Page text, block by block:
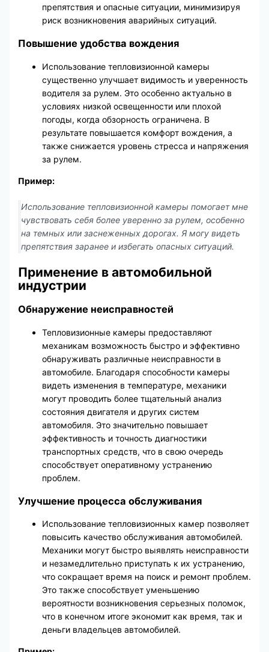
препятствия и опасные ситуации, минимизируя
риск возникновения аварийных ситуаций.
Повышение удобства вождения
Использование тепловизионной камеры
существенно улучшает видимость и уверенность
водителя за рулем. Это особенно актуально в
условиях низкой освещенности или плохой
погоды, когда обзорность ограничена. В
результате повышается комфорт вождения, а
также снижается уровень стресса и напряжения
за рулем.
Пример:
Использование тепловизионной камеры помогает мне
чувствовать себя более уверенно за рулем, особенно
на темных или заснеженных дорогах. Я могу видеть
препятствия заранее и избегать опасных ситуаций.
Применение в автомобильной
индустрии
Обнаружение неисправностей
Тепловизионные камеры предоставляют
механикам возможность быстро и эффективно
обнаруживать различные неисправности в
автомобиле. Благодаря способности камеры
видеть изменения в температуре, механики
могут проводить более тщательный анализ
состояния двигателя и других систем
автомобиля. Это значительно повышает
эффективность и точность диагностики
транспортных средств, что в свою очередь
способствует оперативному устранению
проблем.
Улучшение процесса обслуживания
Использование тепловизионных камер позволяет
повысить качество обслуживания автомобилей.
Механики могут быстро выявлять неисправности
и незамедлительно приступать к их устранению,
что сокращает время на поиск и ремонт проблем.
Это также способствует уменьшению
вероятности возникновения серьезных поломок,
что в конечном итоге экономит как время, так и
деньги владельцев автомобилей.